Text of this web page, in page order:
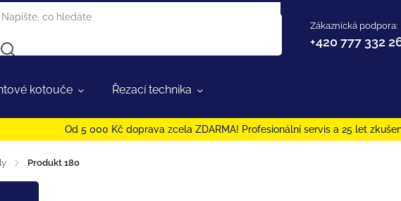
Zákaznická podpora:
+420 777 332
kotouče Řezací technika
Od 5 000 Kč doprava zcela ZDARMA! Profesionální servis a 25 let
/ Produkt 180